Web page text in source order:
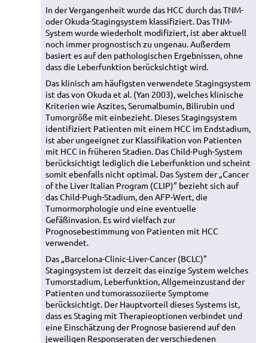
In der Vergangenheit wurde das HCC durch das TNM-
oder Okuda-Stagingsystem klassifiziert. Das TNM-
System wurde wiederholt modifiziert, ist aber aktuell
noch immer prognostisch zu ungenau. Außerdem
basiert es auf den pathologischen Ergebnissen, ohne
dass die Leberfunktion berücksichtigt wird.
Das klinisch am häufigsten verwendete Stagingsystem
ist das von Okuda et al. (Yan 2003), welches klinische
Kriterien wie Aszites, Serumalbumin, Bilirubin und
Tumorgröße mit einbezieht. Dieses Stagingsystem
identifiziert Patienten mit einem HCC im Endstadium,
ist aber ungeeignet zur Klassifikation von Patienten
mit HCC in früheren Stadien. Das Child-Pugh-System
berücksichtigt lediglich die Leberfunktion und scheint
somit ebenfalls nicht optimal. Das System der „Cancer
of the Liver Italian Program (CLIP)” bezieht sich auf
das Child-Pugh-Stadium, den AFP-Wert, die
Tumormorphologie und eine eventuelle
Gefäßinvasion. Es wird vielfach zur
Prognosebestimmung von Patienten mit HCC
verwendet.
Das „Barcelona-Clinic-Liver-Cancer (BCLC)”
Stagingsystem ist derzeit das einzige System welches
Tumorstadium, Leberfunktion, Allgemeinzustand der
Patienten und tumorassoziierte Symptome
berücksichtigt. Der Hauptvorteil dieses Systems ist,
dass es Staging mit Therapieoptionen verbindet und
eine Einschätzung der Prognose basierend auf den
jeweiligen Responseraten der verschiedenen